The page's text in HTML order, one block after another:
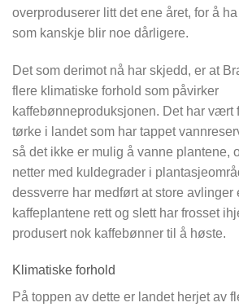
overproduserer litt det ene året, for å
som kanskje blir noe dårligere.
Det som derimot nå har skjedd, er at
flere klimatiske forhold som påvirker
kaffebønneproduksjonen. Det har vært
tørke i landet som har tappet
så det ikke er mulig å vanne plantene,
netter med kuldegrader i
dessverre har medført at store avlinger
kaffeplantene rett og slett har frosset
produsert nok kaffebønner til å høste.
Klimatiske forhold
På toppen av dette er landet herjet av